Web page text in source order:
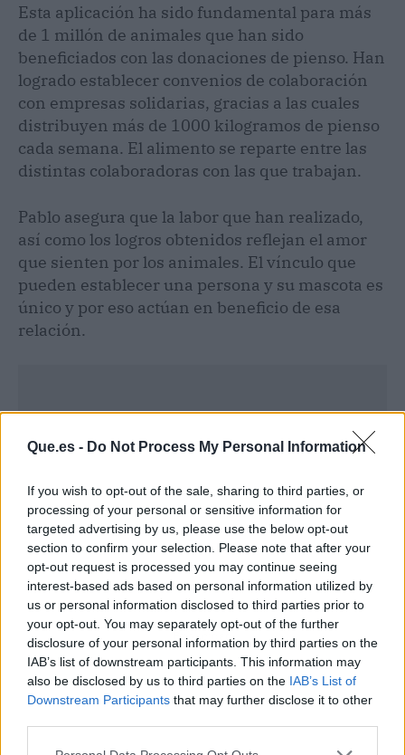
Que.es - Do Not Process My Personal Information
If you wish to opt-out of the sale, sharing to third parties, or
processing of your personal or sensitive information for
targeted advertising by us, please use the below opt-out
section to confirm your selection. Please note that after your
opt-out request is processed you may continue seeing
interest-based ads based on personal information utilized by
us or personal information disclosed to third parties prior to
your opt-out. You may separately opt-out of the further
disclosure of your personal information by third parties on the
IAB’s list of downstream participants. This information may
also be disclosed by us to third parties on the IAB’s List of
Downstream Participants that may further disclose it to other
Esta aplicación ha sido fundamental para más
de 1 millón de animales que han sido
beneficiados con las donaciones de pienso. Han
logrado establecer convenios de colaboración
con empresas solidarias, gracias a las cuales
distribuyen más de 1000 kilogramos de pienso
cada semana. El alimento se reparte entre las
distintas colaboradoras con las que trabajan.
Pablo asegura que la labor que han realizado,
así como los logros obtenidos reflejan el amor
que sienten por los animales. El vínculo que
pueden establecer una persona y su mascota es
único y por eso actúan en beneficio de esa
relación.
Publicidad